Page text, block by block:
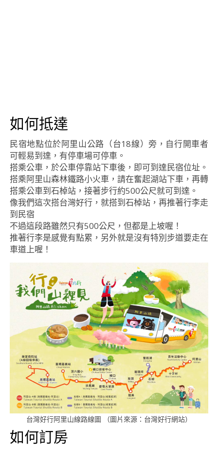
如何抵達
民宿地點位於阿里山公路（台18線）旁，自行開車者
可輕易到達，有停車場可停車。
搭乘公車，於公車停靠站下車後，即可到達民宿位址。
搭乘阿里山森林鐵路小火車，請在奮起湖站下車，再轉
搭乘公車到石棹站，接著步行約500公尺就可到達。
像我們這次搭台灣好行，就搭到石棹站，再推著行李走
到民宿
不過這段路雖然只有500公尺，但都是上坡喔！
推著行李是感覺有點累，另外就是沒有特別步道要走在
車道上喔！
台灣好行阿里山線路線圖 （圖片來源：台灣好行網站）
如何訂房